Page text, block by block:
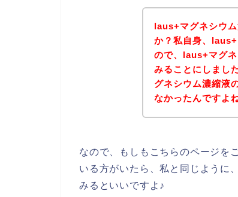
laus+マグネシウ
か？私自身、
ので、laus+マグ
みることにしまし
グネシウム濃縮液
なかったんですよね
なので、もしもこちらのページを
いる方がいたら、私と同じよう
みるといいですよ♪